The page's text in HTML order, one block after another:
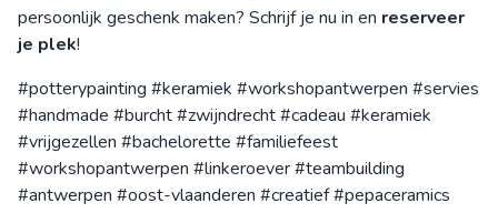
persoonlijk geschenk maken? Schrijf je nu in en reserveer
je plek!
#potterypainting #keramiek #workshopantwerpen #servies
#handmade #burcht #zwijndrecht #cadeau #keramiek
#vrijgezellen #bachelorette #familiefeest
#workshopantwerpen #linkeroever #teambuilding
#antwerpen #oost-vlaanderen #creatief #pepaceramics